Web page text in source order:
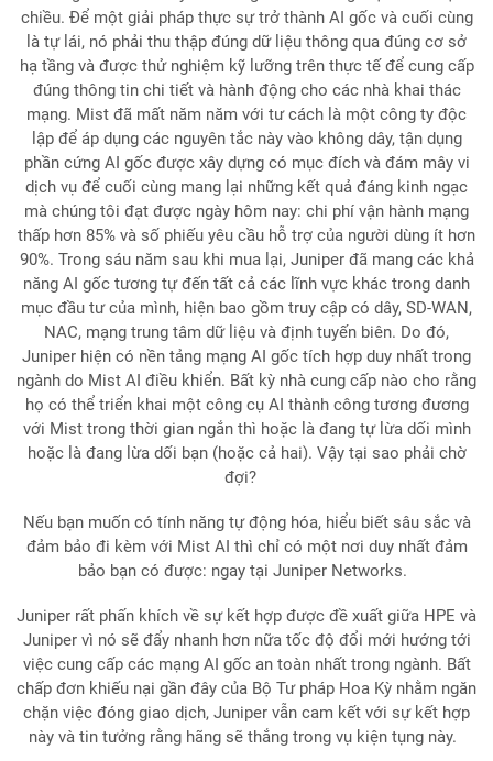
chiều. Để một giải pháp thực sự trở thành AI gốc và cuối cùng
là tự lái, nó phải thu thập đúng dữ liệu thông qua đúng cơ sở
hạ tầng và được thử nghiệm kỹ lưỡng trên thực tế để cung cấp
đúng thông tin chi tiết và hành động cho các nhà khai thác
mạng. Mist đã mất năm năm với tư cách là một công ty độc
lập để áp dụng các nguyên tắc này vào không dây, tận dụng
phần cứng AI gốc được xây dựng có mục đích và đám mây vi
dịch vụ để cuối cùng mang lại những kết quả đáng kinh ngạc
mà chúng tôi đạt được ngày hôm nay: chi phí vận hành mạng
thấp hơn 85% và số phiếu yêu cầu hỗ trợ của người dùng ít hơn
90%. Trong sáu năm sau khi mua lại, Juniper đã mang các khả
năng AI gốc tương tự đến tất cả các lĩnh vực khác trong danh
mục đầu tư của mình, hiện bao gồm truy cập có dây, SD-WAN,
NAC, mạng trung tâm dữ liệu và định tuyến biên. Do đó,
Juniper hiện có nền tảng mạng AI gốc tích hợp duy nhất trong
ngành do Mist AI điều khiển. Bất kỳ nhà cung cấp nào cho rằng
họ có thể triển khai một công cụ AI thành công tương đương
với Mist trong thời gian ngắn thì hoặc là đang tự lừa dối mình
hoặc là đang lừa dối bạn (hoặc cả hai). Vậy tại sao phải chờ
đợi?
Nếu bạn muốn có tính năng tự động hóa, hiểu biết sâu sắc và
đảm bảo đi kèm với Mist AI thì chỉ có một nơi duy nhất đảm
bảo bạn có được: ngay tại Juniper Networks.
Juniper rất phấn khích về sự kết hợp được đề xuất giữa HPE và
Juniper vì nó sẽ đẩy nhanh hơn nữa tốc độ đổi mới hướng tới
việc cung cấp các mạng AI gốc an toàn nhất trong ngành. Bất
chấp đơn khiếu nại gần đây của Bộ Tư pháp Hoa Kỳ nhằm ngăn
chặn việc đóng giao dịch, Juniper vẫn cam kết với sự kết hợp
này và tin tưởng rằng hãng sẽ thắng trong vụ kiện tụng này.